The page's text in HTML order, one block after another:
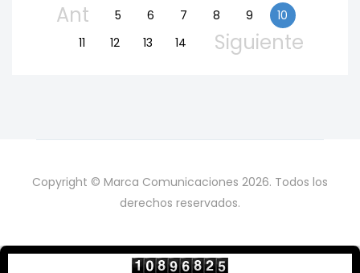
Ant 5 6 7 8 9
10
11
12 13 14 Siguiente
Copyright © Marca Comunicaciones 2026. Todos los
derechos reservados.